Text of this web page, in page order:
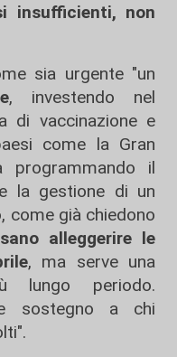
insufficienti, non
sia urgente "un
, investendo nel
di vaccinazione e
come la Gran
programmando il
la gestione di un
come già chiedono
alleggerire le
, ma serve una
lungo periodo.
sostegno a chi